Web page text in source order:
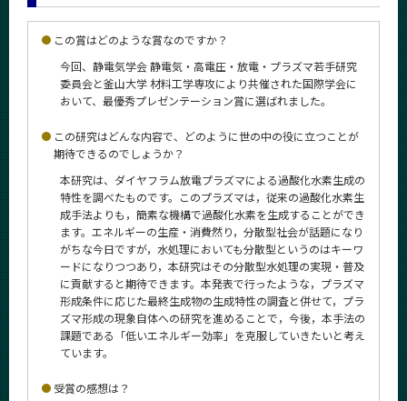
この賞はどのような賞なのですか？
今回、静電気学会 静電気・高電圧・放電・プラズマ若手研究
委員会と釜山大学 材料工学専攻により共催された国際学会に
おいて、最優秀プレゼンテーション賞に選ばれました。
この研究はどんな内容で、どのように世の中の役に立つことが
期待できるのでしょうか？
本研究は、ダイヤフラム放電プラズマによる過酸化水素生成の
特性を調べたものです。このプラズマは，従来の過酸化水素生
成手法よりも，簡素な機構で過酸化水素を生成することができ
ます。エネルギーの生産・消費然り，分散型社会が話題になり
がちな今日ですが，水処理においても分散型というのはキーワ
ードになりつつあり，本研究はその分散型水処理の実現・普及
に貢献すると期待できます。本発表で行ったような，プラズマ
形成条件に応じた最終生成物の生成特性の調査と併せて，プラ
ズマ形成の現象自体への研究を進めることで，今後，本手法の
課題である「低いエネルギー効率」を克服していきたいと考え
ています。
受賞の感想は？